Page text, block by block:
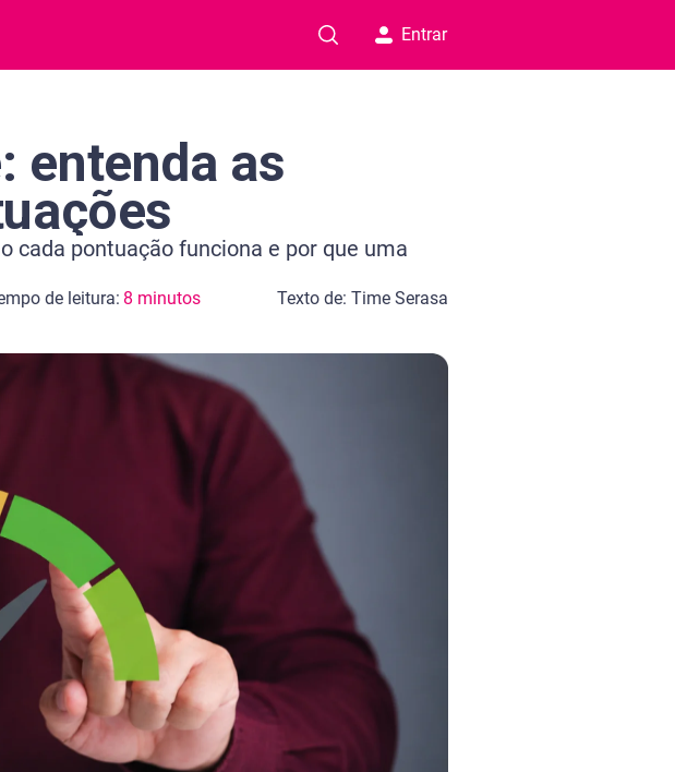
Entrar
entenda as
cada pontuação funciona e por que uma
de leitura: 8 minutos Texto de: Time Serasa